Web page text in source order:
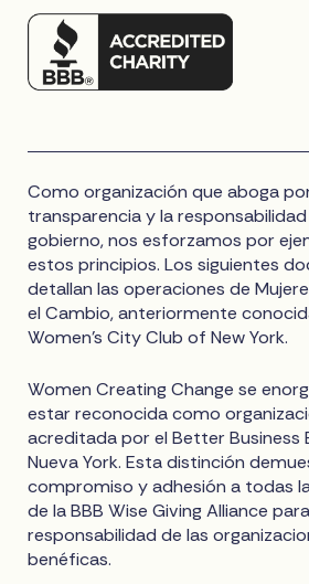
Como organización que aboga
transparencia y la responsabilidad
gobierno, nos esforzamos por
estos principios. Los siguientes
detallan las operaciones de
el Cambio, anteriormente
Women's City Club of New York.
Women Creating Change se
estar reconocida como
acreditada por el Better Business
Nueva York. Esta distinción
compromiso y adhesión a todas
de la BBB Wise Giving Alliance
responsabilidad de las
benéficas.